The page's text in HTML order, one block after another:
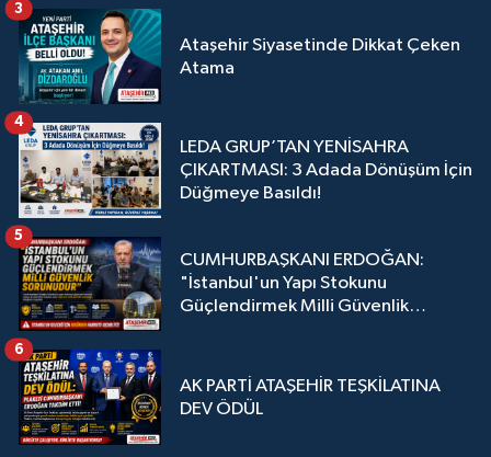
Ataşehir Siyasetinde Dikkat Çeken
Atama
3
LEDA GRUP’TAN YENİSAHRA
ÇIKARTMASI: 3 Adada Dönüşüm İçin
Düğmeye Basıldı!
4
CUMHURBAŞKANI ERDOĞAN:
"İstanbul'un Yapı Stokunu
Güçlendirmek Milli Güvenlik
5
AK PARTİ ATAŞEHİR TEŞKİLATINA
DEV ÖDÜL
6